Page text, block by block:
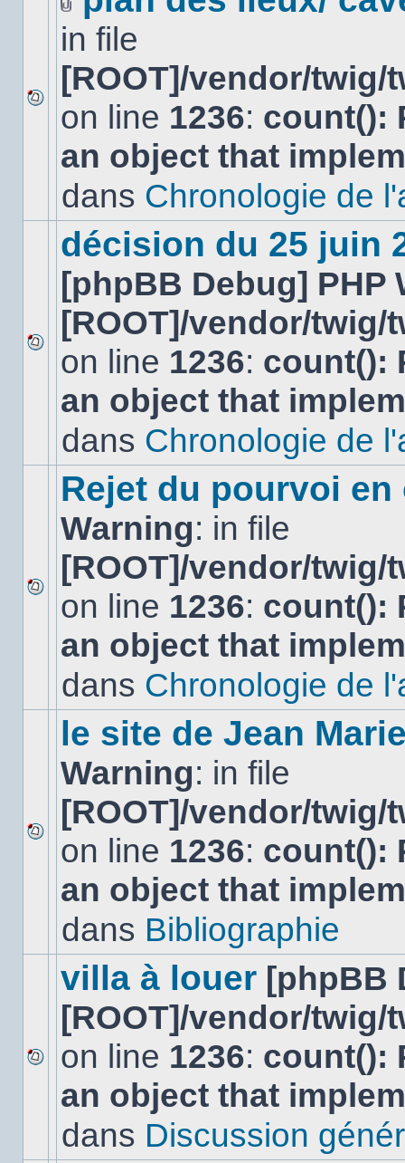
Aucun
nouveau
message
non-
dans
sujet.
Fichier(s)
joint(s)
in file
[ROOT]/vendor/
on line 1236: count():
an object that
dans Chronologie de
Aucun
nouveau
message
non-
dans
décision du 25 juin
[phpBB Debug] PHP
[ROOT]/vendor/
on line 1236: count():
an object that
dans Chronologie de
Aucun
nouveau
message
non-
dans
sujet.
Rejet du pourvoi
Warning: in file
[ROOT]/vendor/
on line 1236: count():
an object that
dans Chronologie de
Aucun
nouveau
message
non-
dans
le site de Jean
Warning: in file
[ROOT]/vendor/
on line 1236: count():
an object that
dans Bibliographie
Aucun
nouveau
message
villa à louer [phpBB
[ROOT]/vendor/
on line 1236: count():
an object that
dans Discussion